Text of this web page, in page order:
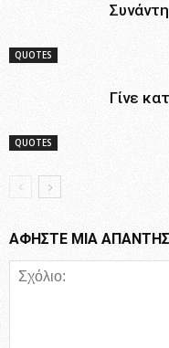
QUOTES
QUOTES
Γίνε
ΑΦΗΣΤΕ ΜΙΑ